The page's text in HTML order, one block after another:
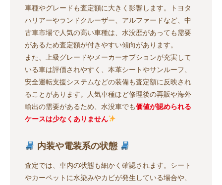
車種やグレードも査定額に大きく影響します。トヨタ
ハリアーやランドクルーザー、アルファードなど、中
古車市場で人気の高い車種は、水没歴があっても需要
があるため査定額が付きやすい傾向があります。
また、上級グレードやメーカーオプションが充実して
いる車は評価されやすく、本革シートやサンルーフ、
安全運転支援システムなどの装備も査定額に反映され
ることがあります。人気車種ほど修理後の再販や海外
輸出の需要があるため、水没車でも価値が認められる
ケースは少なくありません
内装や電装系の状態
査定では、車内の状態も細かく確認されます。シート
やカーペットに水染みやカビが発生している場合や、